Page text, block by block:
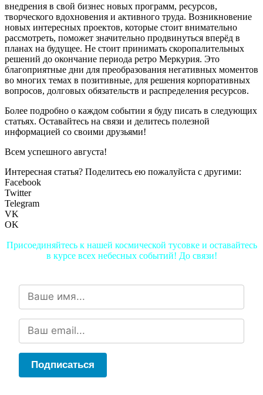
внедрения в свой бизнес новых программ, ресурсов,
творческого вдохновения и активного труда. Возникновение
новых интересных проектов, которые стоит внимательно
рассмотреть, поможет значительно продвинуться вперёд в
планах на будущее. Не стоит принимать скоропалительных
решений до окончание периода ретро Меркурия. Это
благоприятные дни для преобразования негативных моментов
во многих темах в позитивные, для решения корпоративных
вопросов, долговых обязательств и распределения ресурсов.
Более подробно о каждом событии я буду писать в следующих
статьях. Оставайтесь на связи и делитесь полезной
информацией со своими друзьями!
Всем успешного августа!
Интересная статья? Поделитесь ею пожалуйста с другими:
Facebook
Twitter
Telegram
VK
OK
Присоединяйтесь к нашей космической тусовке и оставайтесь
в курсе всех небесных событий! До связи!
Подписаться